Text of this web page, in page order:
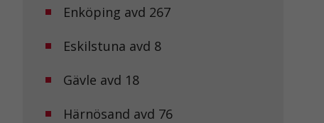
Enköping avd 267
Eskilstuna avd 8
Gävle avd 18
Härnösand avd 76